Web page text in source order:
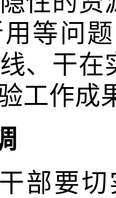
等问
、干在
工作成
部要